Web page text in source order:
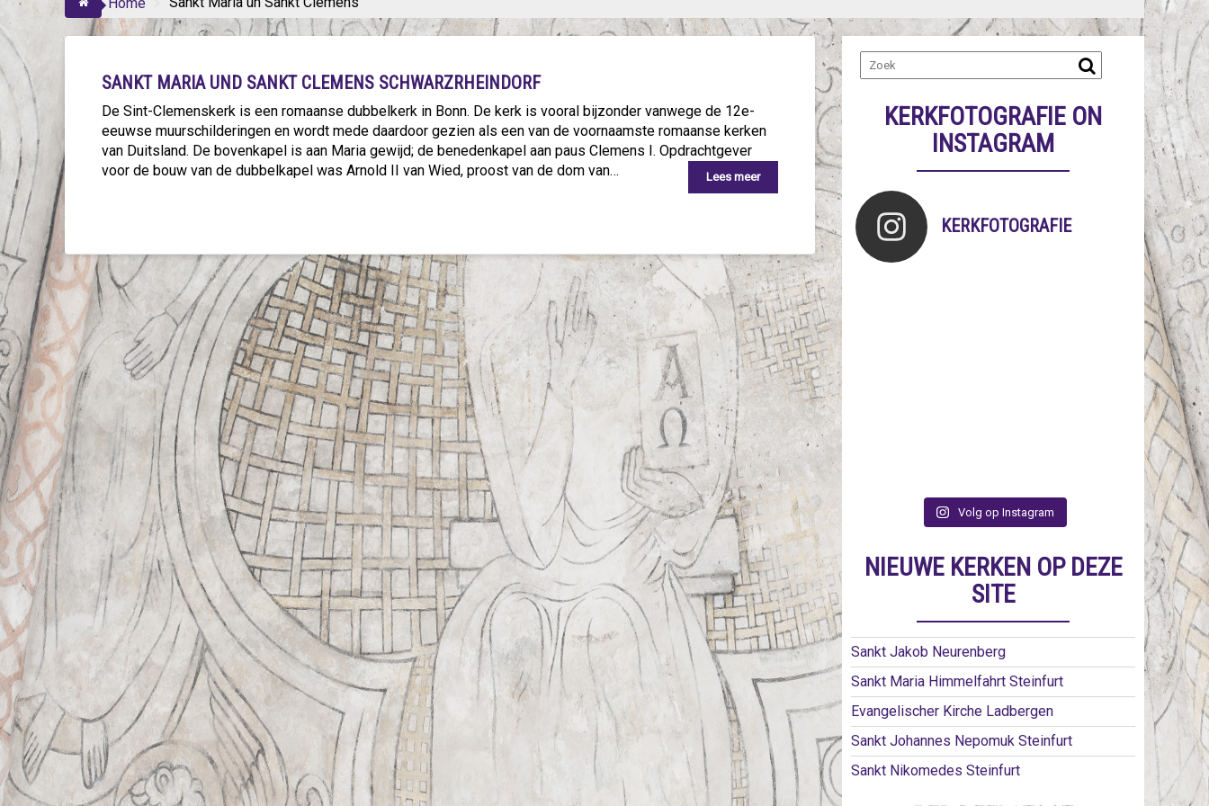
SANKT MARIA UND SANKT CLEMENS SCHWARZRHEINDORF
De Sint-Clemenskerk is een romaanse dubbelkerk in Bonn. De kerk is vooral bijzonder vanwege de 12e-
eeuwse muurschilderingen en wordt mede daardoor gezien als een van de voornaamste romaanse kerken
van Duitsland. De bovenkapel is aan Maria gewijd; de benedenkapel aan paus Clemens I. Opdrachtgever
voor de bouw van de dubbelkapel was Arnold II van Wied, proost van de dom van…
Lees meer
KERKFOTOGRAFIE ON
INSTAGRAM
KERKFOTOGRAFIE
Volg op Instagram
NIEUWE KERKEN OP DEZE
SITE
Sankt Jakob Neurenberg
Sankt Maria Himmelfahrt Steinfurt
Evangelischer Kirche Ladbergen
Sankt Johannes Nepomuk Steinfurt
Sankt Nikomedes Steinfurt